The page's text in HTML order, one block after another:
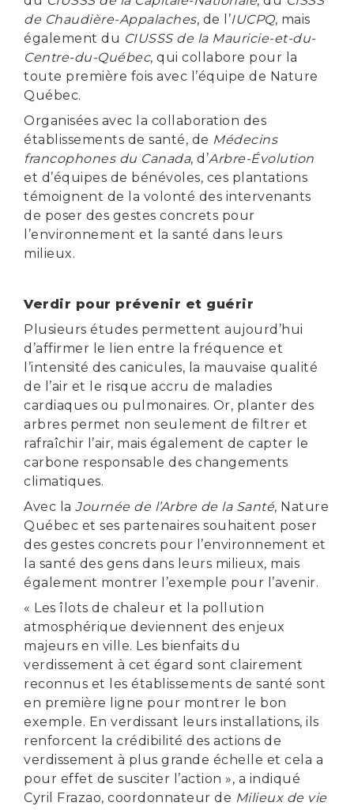
de Chaudière-Appalaches, de l’IUCPQ, mais
également du CIUSSS de la Mauricie-et-du-
Centre-du-Québec, qui collabore pour la
toute première fois avec l’équipe de Nature
Québec.
Organisées avec la collaboration des
établissements de santé, de Médecins
francophones du Canada, d’Arbre-Évolution
et d’équipes de bénévoles, ces plantations
témoignent de la volonté des intervenants
de poser des gestes concrets pour
l’environnement et la santé dans leurs
milieux.
Verdir pour prévenir et guérir
Plusieurs études permettent aujourd’hui
d’affirmer le lien entre la fréquence et
l’intensité des canicules, la mauvaise qualité
de l’air et le risque accru de maladies
cardiaques ou pulmonaires. Or, planter des
arbres permet non seulement de filtrer et
rafraîchir l’air, mais également de capter le
carbone responsable des changements
climatiques.
Avec la Journée de l’Arbre de la Santé, Nature
Québec et ses partenaires souhaitent poser
des gestes concrets pour l’environnement et
la santé des gens dans leurs milieux, mais
également montrer l’exemple pour l’avenir.
« Les îlots de chaleur et la pollution
atmosphérique deviennent des enjeux
majeurs en ville. Les bienfaits du
verdissement à cet égard sont clairement
reconnus et les établissements de santé sont
en première ligne pour montrer le bon
exemple. En verdissant leurs installations, ils
renforcent la crédibilité des actions de
verdissement à plus grande échelle et cela a
pour effet de susciter l’action », a indiqué
Cyril Frazao, coordonnateur de Milieux de vie